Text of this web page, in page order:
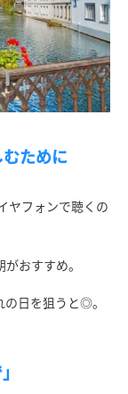
ために
ヤフォンで聴くの
おすすめ。
日を狙うと◎。